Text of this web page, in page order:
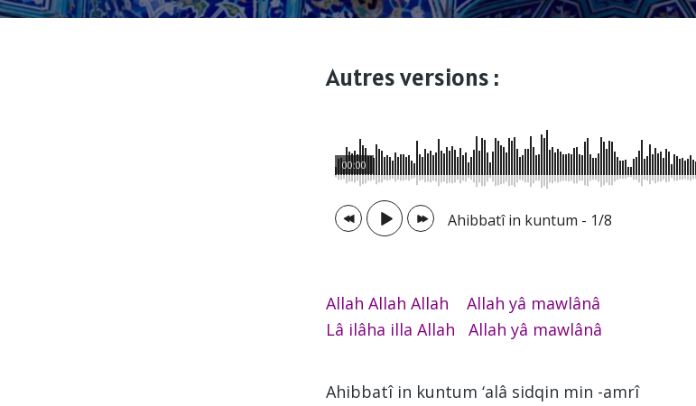
Autres versions :
00:00
Ahibbatî in kuntum - 1/8
Allah Allah Allah Allah yâ mawlânâ
Lâ ilâha illa Allah Allah yâ mawlânâ
Ahibbatî in kuntum ‘alâ sidqin min -amrî